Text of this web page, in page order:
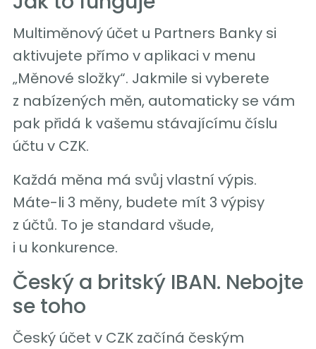
Multiměnový účet u Partners Banky si
aktivujete přímo v aplikaci v menu
„Měnové složky“. Jakmile si vyberete
z nabízených měn, automaticky se vám
pak přidá k vašemu stávajícímu číslu
účtu v CZK.
Každá měna má svůj vlastní výpis.
Máte-li 3 měny, budete mít 3 výpisy
z účtů. To je standard všude,
i u konkurence.
Český a britský IBAN. Nebojte
se toho
Český účet v CZK začíná českým